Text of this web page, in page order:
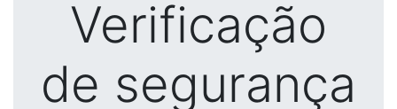
Verificação
de segurança